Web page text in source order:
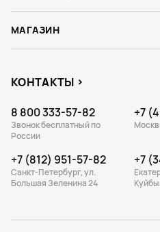
МАГАЗИН
КОНТАКТЫ
8 800 333-57-82
Звонок бесплатный по
России
+7
+7 (812) 951-57-82
Санкт-Петербург, ул.
Большая Зеленина 24
+7